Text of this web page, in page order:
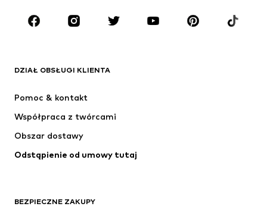
Akcesoria
Premium
Nowości
Kurtki
Bielizna
Płaszcze
Spódnice
DZIAŁ OBSŁUGI KLIENTA
Pomoc & kontakt
Współpraca z twórcami
Obszar dostawy
Odstąpienie od umowy tutaj
BEZPIECZNE ZAKUPY